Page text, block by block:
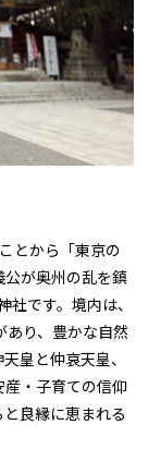
とから「東京の
公が奥州の乱を鎮
社です。境内は、
あり、豊かな自然
皇と仲哀天皇、
産・子育ての信仰
良縁に恵まれる